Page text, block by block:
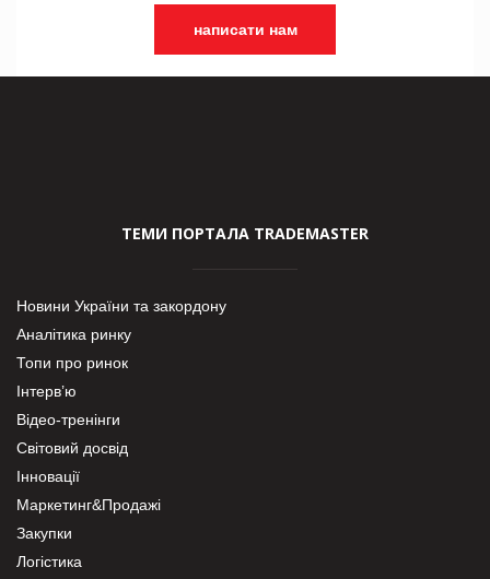
написати нам
ТЕМИ ПОРТАЛА TRADEMASTER
Новини України та закордону
Аналітика ринку
Топи про ринок
Інтерв’ю
Відео-тренінги
Світовий досвід
Інновації
Маркетинг&Продажі
Закупки
Логістика